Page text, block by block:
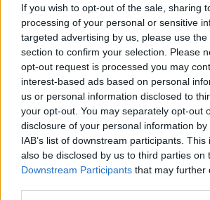
If you wish to opt-out of the sale, sharing
processing of your personal or sensitive
targeted advertising by us, please use
section to confirm your selection. Please
opt-out request is processed you may
interest-based ads based on personal
us or personal information disclosed to
your opt-out. You may separately opt-out
disclosure of your personal information
IAB’s list of downstream participants.
also be disclosed by us to third parties on
Downstream Participants that may further